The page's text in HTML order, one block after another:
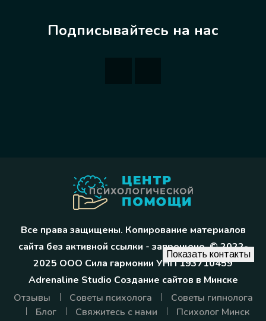
Подписывайтесь на нас
Все права защищены. Копирование материалов
сайта без активной ссылки - запрещено. © 2022-
2025 ООО Сила гармонии УНП 193710459
Adrenaline Studio Создание сайтов в Минске
Отзывы
Советы психолога
Советы гипнолога
Блог
Свяжитесь с нами
Психолог Минск
Показать контакты